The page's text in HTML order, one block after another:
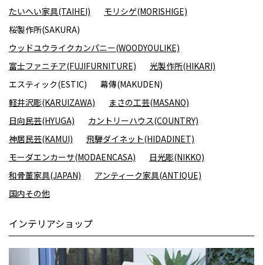
たいへい家具(TAIHEI)
モリシゲ(MORISHIGE)
桜製作所(SAKURA)
ウッドユウライクカンパニー(WOODYOULIKE)
富士ファニチア(FUJIFURNITURE)
光製作所(HIKARI)
エスティック(ESTIC)
幕傳(MAKUDEN)
軽井沢彫(KARUIZAWA)
まさの工芸(MASANO)
日向民芸(HYUGA)
カントリーハウス(COUNTRY)
神居民芸(KAMUI)
飛騨ダイネット(HIDADINET)
モーダエンカーサ(MODAENCASA)
日光彫(NIKKO)
和骨董家具(JAPAN)
アンティーク家具(ANTIQUE)
国内その他
インテリアショップ